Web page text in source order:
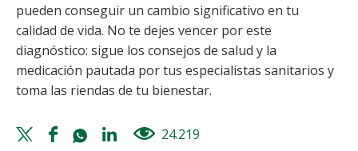
pueden conseguir un cambio significativo en tu
calidad de vida. No te dejes vencer por este
diagnóstico: sigue los consejos de salud y la
medicación pautada por tus especialistas sanitarios y
toma las riendas de tu bienestar.
TwitterFacebookWhatsappLinkedin24.219